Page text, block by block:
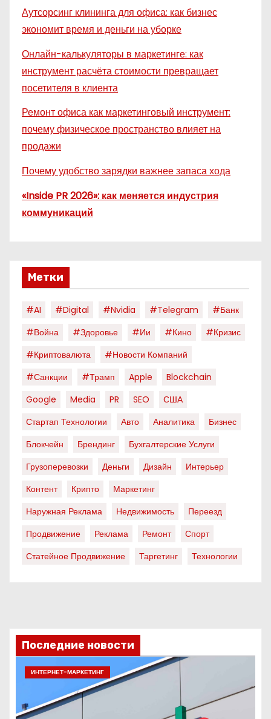
Аутсорсинг клининга для офиса: как бизнес
экономит время и деньги на уборке
Онлайн-калькуляторы в маркетинге: как
инструмент расчёта стоимости превращает
посетителя в клиента
Ремонт офиса как маркетинговый инструмент:
почему физическое пространство влияет на
продажи
Почему удобство зарядки важнее запаса хода
«Inside PR 2026»: как меняется индустрия
коммуникаций
Метки
#AI #digital #nvidia #telegram
#банк
#война
#здоровье #ии #кино
#кризис
#криптовалюта
#новости Компаний
#санкции
#трамп Apple
Blockchain
Google
Media PR SEO
США
Стартап Технологии
Авто Аналитика
Бизнес
Блокчейн
Брендинг
Бухгалтерские Услуги
Грузоперевозки
Деньги Дизайн
Интерьер
Контент
Крипто
Маркетинг
Наружная Реклама
Недвижимость
Переезд
Продвижение
Реклама Ремонт
Спорт
Статейное Продвижение
Таргетинг Технологии
Последние новости
ИНТЕРНЕТ-МАРКЕТИНГ